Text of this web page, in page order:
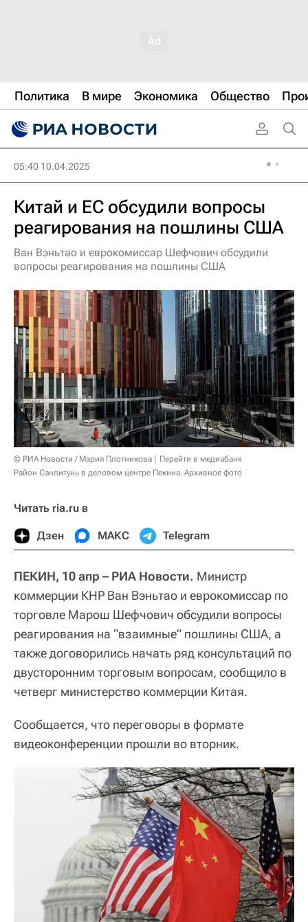
Политика В мире Экономика Общество
05:40 10.04.2025
Китай и ЕС обсудили вопросы
реагирования на пошлины США
Ван Вэньтао и еврокомиссар Шефчович обсудили
вопросы реагирования на пошлины США
© РИА Новости / Мария Плотникова
Перейти в медиабанк
Район Санлитунь в деловом центре Пекина. Архивное фото
Читать ria.ru в
Дзен МАКС Telegram
ПЕКИН, 10 апр – РИА Новости. Министр
коммерции КНР Ван Вэньтао и еврокомиссар по
торговле Марош Шефчович обсудили вопросы
реагирования на “взаимные” пошлины США, а
также договорились начать ряд консультаций по
двусторонним торговым вопросам, сообщило в
четверг министерство коммерции Китая.
Сообщается, что переговоры в формате
видеоконференции прошли во вторник.